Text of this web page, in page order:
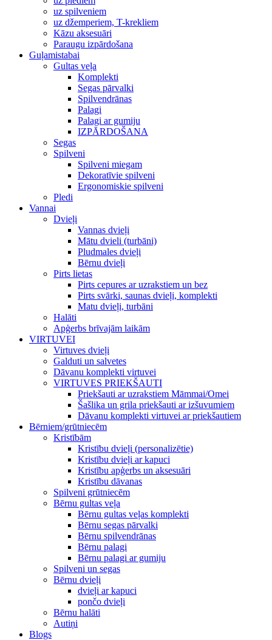
uz spilveniem
uz džemperiem, T-krekliem
Kāzu aksesuāri
Paraugu izpārdošana
Guļamistabai
Gultas veļa
Komplekti
Segas pārvalki
Spilvendrānas
Palagi
Palagi ar gumiju
IZPĀRDOŠANA
Segas
Spilveni
Spilveni miegam
Dekoratīvie spilveni
Ergonomiskie spilveni
Pledi
Vannai
Dvieļi
Vannas dvieļi
Mātu dvieli (turbāni)
Pludmales dvieļi
Bērnu dvieļi
Pirts lietas
Pirts cepures ar uzrakstiem un bez
Pirts svārki, saunas dvieļi, komplekti
Matu dvieļi, turbāni
Halāti
Apģerbs brīvajām laikām
VIRTUVEI
Virtuves dvieļi
Galduti un salvetes
Dāvanu komplekti virtuvei
VIRTUVES PRIEKŠAUTI
Priekšauti ar uzrakstiem Māmmai/Omei
Šašlika un grila priekšauti ar izšuvumiem
Dāvanu komplekti virtuvei ar priekšautiem
Bērniem/grūtniecēm
Kristībām
Kristību dvieļi (personalizētie)
Kristību dvieļi ar kapuci
Kristību apģerbs un aksesuāri
Kristību dāvanas
Spilveni grūtniecēm
Bērnu gultas veļa
Bērnu gultas veļas komplekti
Bērnu segas pārvalki
Bērnu spilvendrānas
Bērnu palagi
Bērnu palagi ar gumiju
Spilveni un segas
Bērnu dvieļi
dvieļi ar kapuci
pončo dvieļi
Bērnu halāti
Autiņi
Blogs